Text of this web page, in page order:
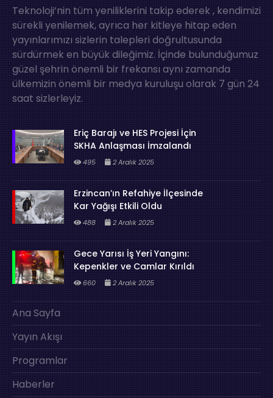
Teknoloji’nin tüm yeniliklerini takip ederek , kendimizi
sürekli yenilemek, ayrıca her kitleye hitap eden
yayınlarımızı sizlerin talepleri doğrultusunda
sürdürmek en büyük dileğimiz. İçinde bulunduğumuz
güzel şehrin önemli bir frekansı aynı zamanda
ülkemizin önemli bir medya kuruluşu olarak 7 gün 24
saat sizlerleyiz.
Eriç Barajı ve HES Projesi İçin
SKHA Anlaşması İmzalandı
495 2 Aralık 2025
Erzincan’ın Refahiye İlçesinde
Kar Yağışı Etkili Oldu
488 2 Aralık 2025
Gece Yarısı İş Yeri Yangını:
Kepenkler ve Camlar Kırıldı
660 2 Aralık 2025
Ana Sayfa
Yayın Akışı
Programlar
Haberler